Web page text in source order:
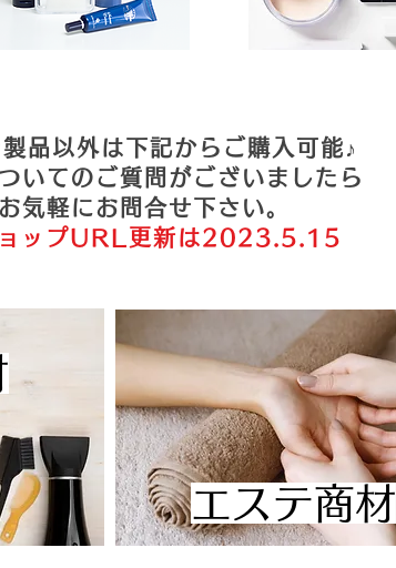
製品以外は下記からご購入可能♪
いてのご質問がございましたら
お気軽にお問合せ下さい。
ップURL更新は2023.5.15
エステ商材